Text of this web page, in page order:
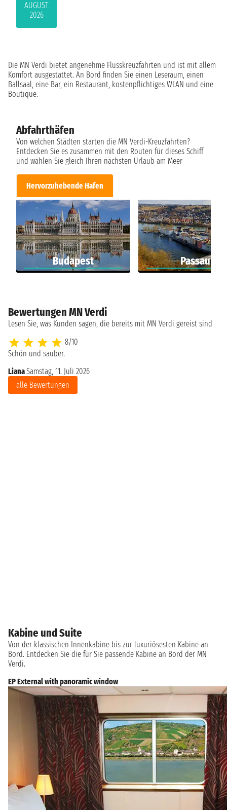
AUGUST
2026
Abfahrthäfen
Von welchen Städten starten die MN Verdi-Kreuzfahrten?
Entdecken Sie es zusammen mit den Routen für dieses Schiff
und wählen Sie gleich Ihren nächsten Urlaub am Meer
Hervorzuhebende Hafen
Budapest Passau
Die MN Verdi bietet angenehme Flusskreuzfahrten und ist mit allem
Komfort ausgestattet. An Bord finden Sie einen Leseraum, einen
Ballsaal, eine Bar, ein Restaurant, kostenpflichtiges WLAN und eine
Boutique.
Bewertungen MN Verdi
Lesen Sie, was Kunden sagen, die bereits mit MN Verdi gereist sind
8/10
Schön und sauber.
LianaSamstag, 11. Juli 2026
alle Bewertungen
Kabine und Suite
Von der klassischen Innenkabine bis zur luxuriösesten Kabine an
Bord. Entdecken Sie die für Sie passende Kabine an Bord der MN
Verdi.
EP External with panoramic window